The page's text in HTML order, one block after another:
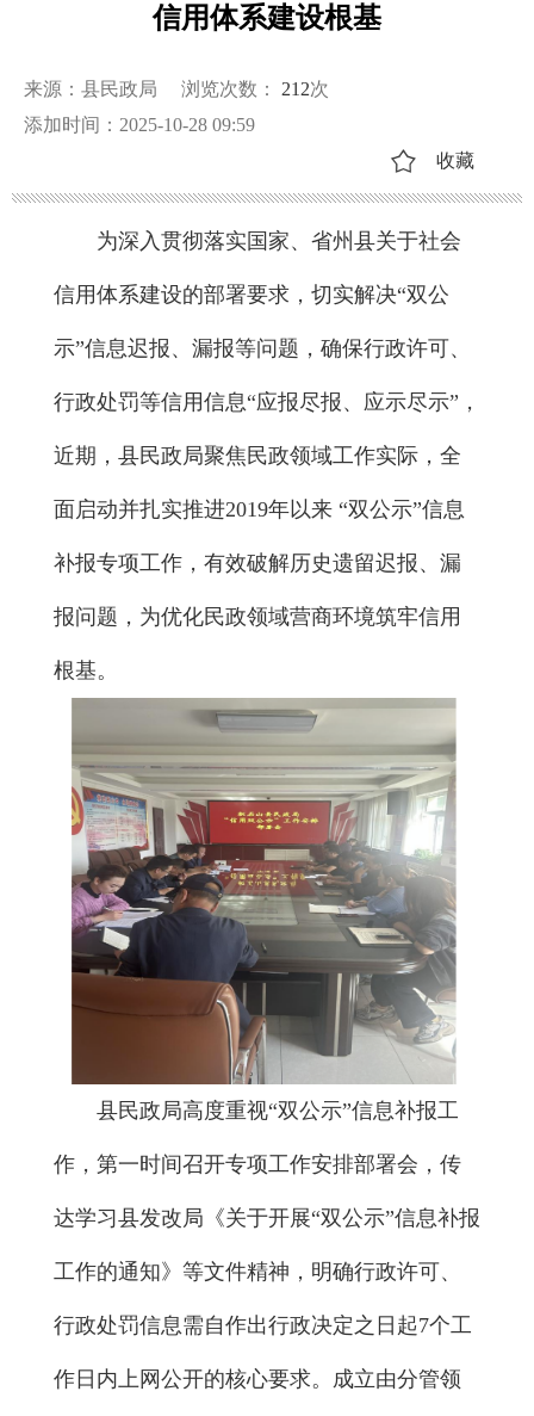
信用体系建设根基
来源：县民政局 浏览次数： 212次
添加时间：2025-10-28 09:59
收藏
为深入贯彻落实国家、省州县关于社会
信用体系建设的部署要求，切实解决“双公
示”信息迟报、漏报等问题，确保行政许可、
行政处罚等信用信息“应报尽报、应示尽示”，
近期，县民政局聚焦民政领域工作实际，全
面启动并扎实推进2019年以来 “双公示”信息
补报专项工作，有效破解历史遗留迟报、漏
报问题，为优化民政领域营商环境筑牢信用
根基。
县民政局高度重视“双公示”信息补报工
作，第一时间召开专项工作安排部署会，传
达学习县发改局《关于开展“双公示”信息补报
工作的通知》等文件精神，明确行政许可、
行政处罚信息需自作出行政决定之日起7个工
作日内上网公开的核心要求。成立由分管领